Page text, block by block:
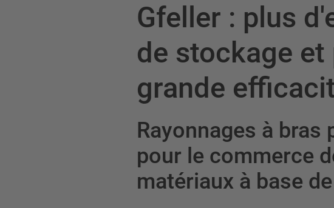
Gfeller : plus
de stockage et
grande
Rayonnages à bras
pour le commerce
matériaux à base